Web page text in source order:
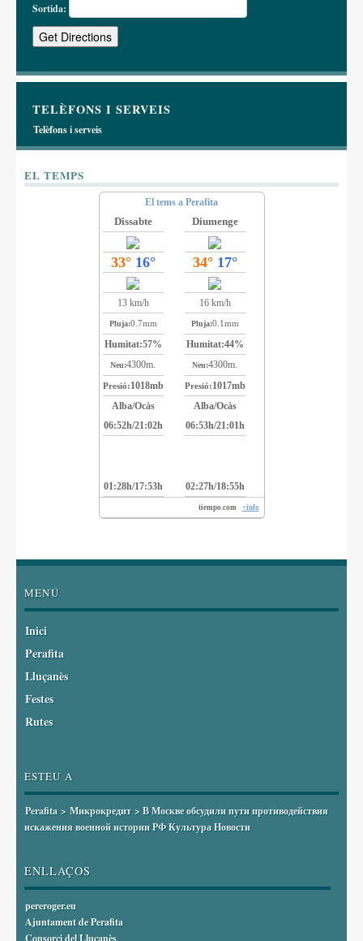
Sortida:
TELÈFONS I SERVEIS
Telèfons i serveis
EL TEMPS
El tems a Perafita
Dissabte
33° 16°
13 km/h
Pluja:0.7mm
Humitat:57%
Neu:4300m.
Presió:1018mb
Alba/Ocàs
06:52h/21:02h
01:28h/17:53h
Diumenge
34° 17°
16 km/h
Pluja:0.1mm
Humitat:44%
Neu:4300m.
Presió:1017mb
Alba/Ocàs
06:53h/21:01h
02:27h/18:55h
tiempo.com +info
MENÚ
Inici
Perafita
Lluçanès
Festes
Rutes
ESTEU A
Perafita > Микрокредит > В Москве обсудили пути противодействия
искажения военной истории РФ Культура Новости
ENLLAÇOS
pereroger.eu
Ajuntament de Perafita
Consorci del Lluçanès